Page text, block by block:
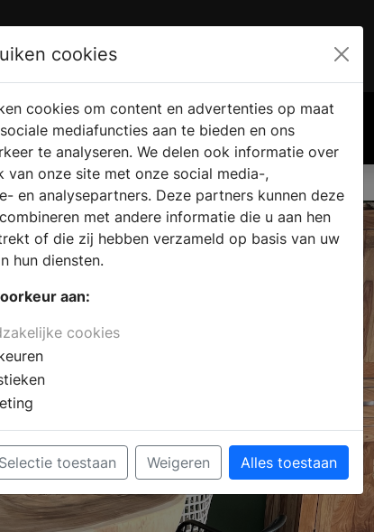
VERKOOPLOCATIE
VINDEN
WEBSHOP
cookies
cookies om content en advertenties op maat
mediafuncties aan te bieden en ons
te analyseren. We delen ook informatie over
van onze site met onze social media-,
en analysepartners. Deze partners kunnen deze
met andere informatie die u aan hen
of die zij hebben verzameld op basis van uw
hun diensten.
aan:
cookies
Selectie toestaan Weigeren Alles toestaan